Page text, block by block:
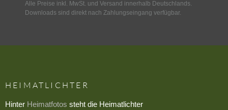
Alle Preise inkl. MwSt. und Versand innerhalb Deutschlands.
Downloads sind direkt nach Zahlungseingang verfügbar.
HEIMATLICHTER
Hinter Heimatfotos steht die Heimatlichter